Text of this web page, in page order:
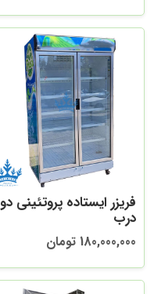
فریزر ایستاده پروتئینی دو
درب
180,000,000 تومان